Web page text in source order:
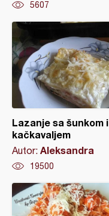
5607
Lazanje sa šunkom i
kačkavaljem
Autor: Aleksandra
19500